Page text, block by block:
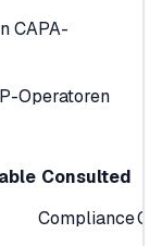
CAPA-
Operatoren
Consulted
Compliance